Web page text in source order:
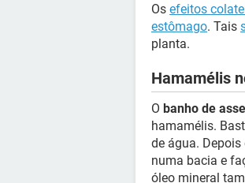
Os efeitos
estômago. Tais
planta.
Hamamélis
O banho de
hamamélis.
de água.
numa bacia e
óleo mineral